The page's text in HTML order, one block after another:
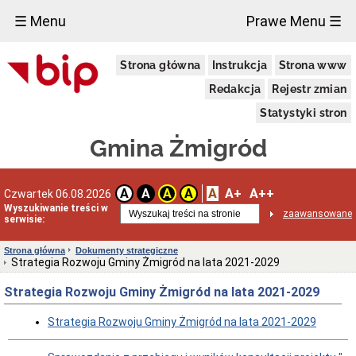
☰ Menu Prawe Menu ☰
Strona główna Instrukcja
Strona www
Redakcja
Rejestr zmian
Statystyki stron
Gmina Żmigród
Czwartek 06.08.2026 A A A A A A+ A++
Wyszukiwanie treści w
serwisie:
zaawansowane
Urząd
Miejski
zewnętrzne
Wiadomości
adresowe
Dni
godziny
otwarcia
Kierownictwo
Strona główna Dokumenty strategiczne
Strategia Rozwoju Gminy Żmigród na lata 2021-2029
Strategia Rozwoju Gminy Żmigród na lata 2021-2029
Strategia Rozwoju Gminy Żmigród na lata 2021-2029
×